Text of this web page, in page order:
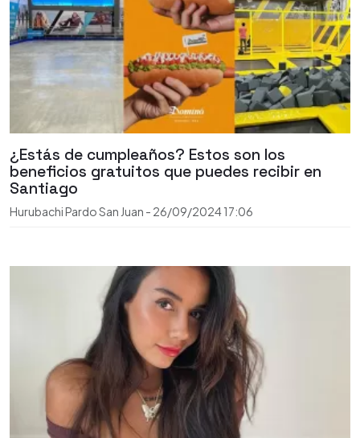
¿Estás de cumpleaños? Estos son los
beneficios gratuitos que puedes recibir en
Santiago
Hurubachi Pardo San Juan - 26/09/202417:06